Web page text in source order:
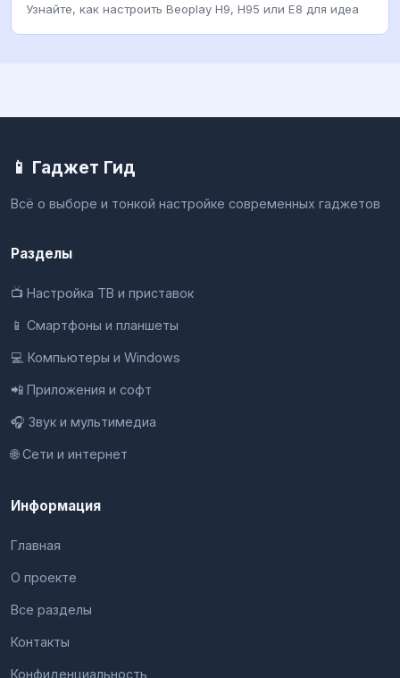
Узнайте, как настроить Beoplay H9, H95 или E8 для идеа
📱 Гаджет Гид
Всё о выборе и тонкой настройке современных гаджетов
Разделы
📺 Настройка ТВ и приставок
📱 Смартфоны и планшеты
💻 Компьютеры и Windows
📲 Приложения и софт
🎧 Звук и мультимедиа
🌐 Сети и интернет
Информация
Главная
О проекте
Все разделы
Контакты
Конфиденциальность